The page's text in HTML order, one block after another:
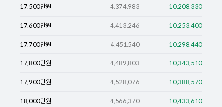
17,500만원 4,374,983 10,208,330
17,600만원 4,413,246 10,253,400
17,700만원 4,451,540 10,298,440
17,800만원 4,489,803 10,343,510
17,900만원 4,528,076 10,388,570
18,000만원 4,566,370 10,433,610